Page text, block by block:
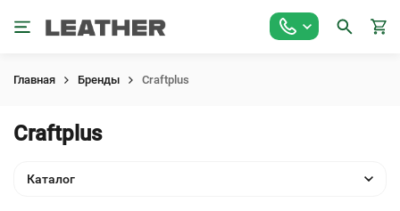
Главная Бренды Craftplus
Craftplus
Каталог